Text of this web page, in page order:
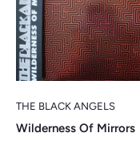
THE BLACK ANGELS
Wilderness Of Mirrors